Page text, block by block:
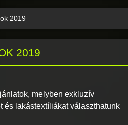
2019
2019
melyben exkluzív
és lakástextíliákat választhatunk